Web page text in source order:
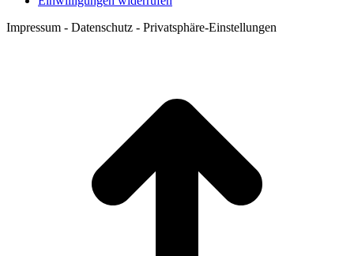
Impressum - Datenschutz - Privatsphäre-Einstellungen